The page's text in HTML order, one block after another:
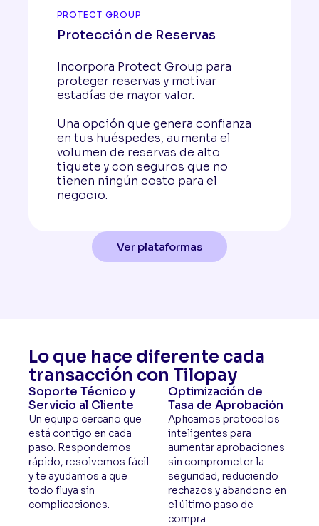
PROTECT GROUP
Protección de Reservas
Incorpora Protect Group para
proteger reservas y motivar
estadías de mayor valor.
Una opción que genera confianza
en tus huéspedes, aumenta el
volumen de reservas de alto
tiquete y con seguros que no
tienen ningún costo para el
negocio.
Ver plataformas
Lo que hace diferente cada
transacción con Tilopay
Soporte Técnico y
Servicio al Cliente
Un equipo cercano que
está contigo en cada
paso. Respondemos
rápido, resolvemos fácil
y te ayudamos a que
todo fluya sin
complicaciones.
Optimización de
Tasa de Aprobación
Aplicamos protocolos
inteligentes para
aumentar aprobaciones
sin comprometer la
seguridad, reduciendo
rechazos y abandono en
el último paso de
compra.